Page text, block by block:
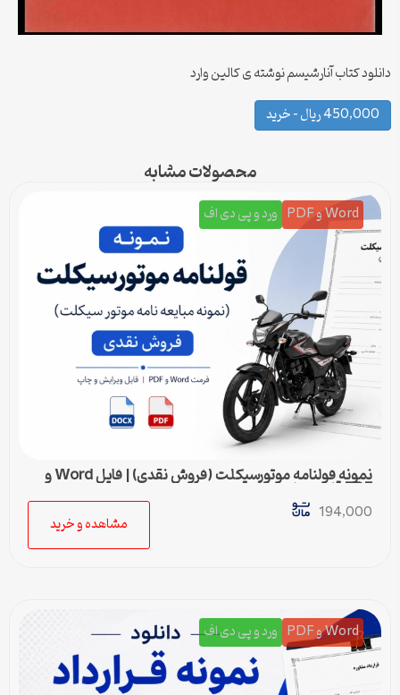
دانلود کتاب آنارشیسم نوشته ی کالین وارد
450,000 ریال – خرید
محصولات مشابه
Word و PDF ورد و پی دی اف
نمونه قولنامه موتورسیکلت (فروش نقدی) | فایل Word و
PDF قابل ویرایش
194,000
مشاهده و خرید
Word و PDF ورد و پی دی اف